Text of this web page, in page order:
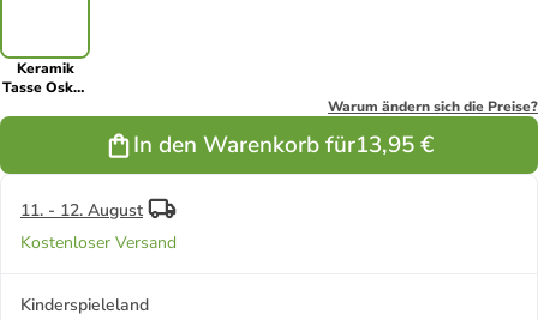
Keramik
Tasse Oskar
Sesamstraße
Geschenkbox
Warum ändern sich die Preise?
In den Warenkorb für13,95 €
11. - 12. August
Kostenloser Versand
Kinderspieleland